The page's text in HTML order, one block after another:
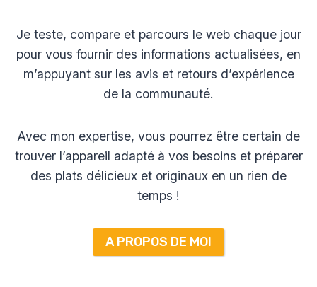
Je teste, compare et parcours le web chaque jour
pour vous fournir des informations actualisées, en
m’appuyant sur les avis et retours d’expérience
de la communauté.
Avec mon expertise, vous pourrez être certain de
trouver l’appareil adapté à vos besoins et préparer
des plats délicieux et originaux en un rien de
temps !
A PROPOS DE MOI